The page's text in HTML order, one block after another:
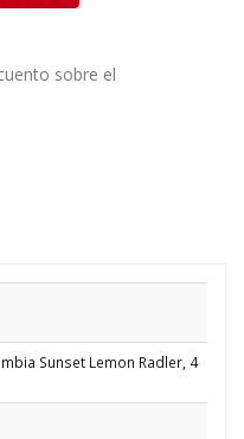
sobre el
Sunset Lemon Radler, 4